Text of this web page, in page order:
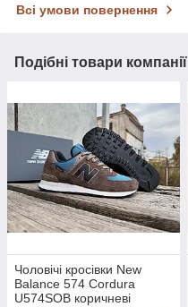
Всі умови повернення
Подібні товари компанії
Чоловічі кросівки New
Balance 574 Cordura
U574SOB коричневі